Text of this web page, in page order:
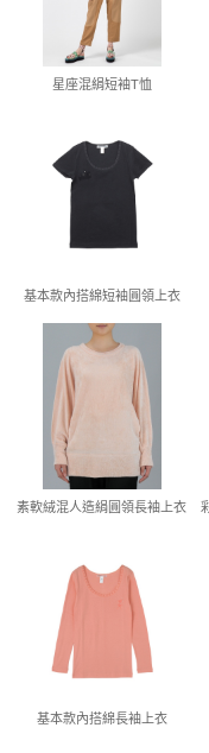
星座混絹短袖T恤
基本款內搭綿短袖圓領上衣
素軟絨混人造絹圓領長袖上衣
基本款內搭綿長袖上衣